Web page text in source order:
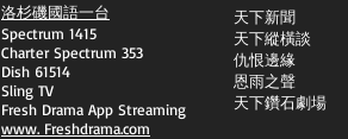
洛杉磯國語一台
Spectrum 1415
Charter Spectrum 353
Dish 61514
Sling TV
​Fresh Drama App Streaming
www. Freshdrama.com
天下新聞
天下縱橫談
​仇恨邊緣
恩雨之聲
天下鑽石劇場